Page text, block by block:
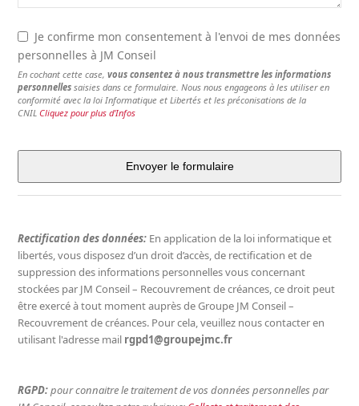
Je confirme mon consentement à l'envoi de mes données
personnelles à JM Conseil
En cochant cette case,vous consentez à nous transmettre les informations
personnelles saisies dans ce formulaire. Nous nous engageons à les utiliser en
conformité avec la loi Informatique et Libertés et les préconisations de la
CNILCliquez pour plus d'Infos
Envoyer le formulaire
Rectification des données: En application de la loi informatique et
libertés, vous disposez d’un droit d’accès, de rectification et de
suppression des informations personnelles vous concernant
stockées par JM Conseil – Recouvrement de créances, ce droit peut
être exercé à tout moment auprès de Groupe JM Conseil –
Recouvrement de créances. Pour cela, veuillez nous contacter en
utilisant l'adresse mail rgpd1@groupejmc.fr
RGPD:pour connaitre le traitement de vos données personnelles par